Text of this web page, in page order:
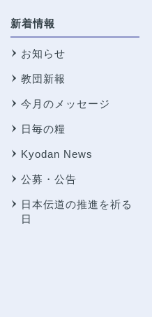
新着情報
お知らせ
教団新報
今月のメッセージ
日毎の糧
Kyodan News
公募・公告
日本伝道の推進を祈る
日